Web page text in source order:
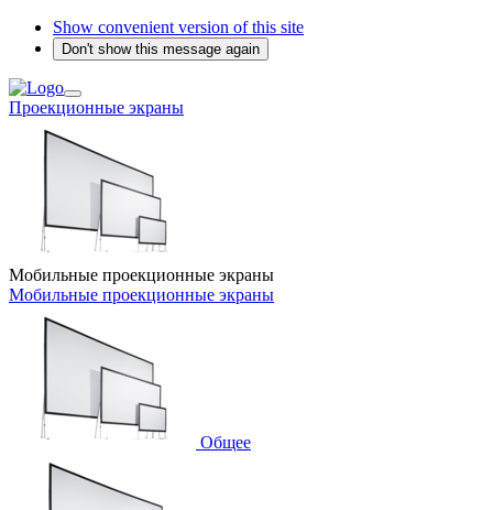
Show convenient version of this site
Don't show this message again
Проекционные экраны
Мобильные проекционные экраны
Мобильные проекционные экраны
Общее